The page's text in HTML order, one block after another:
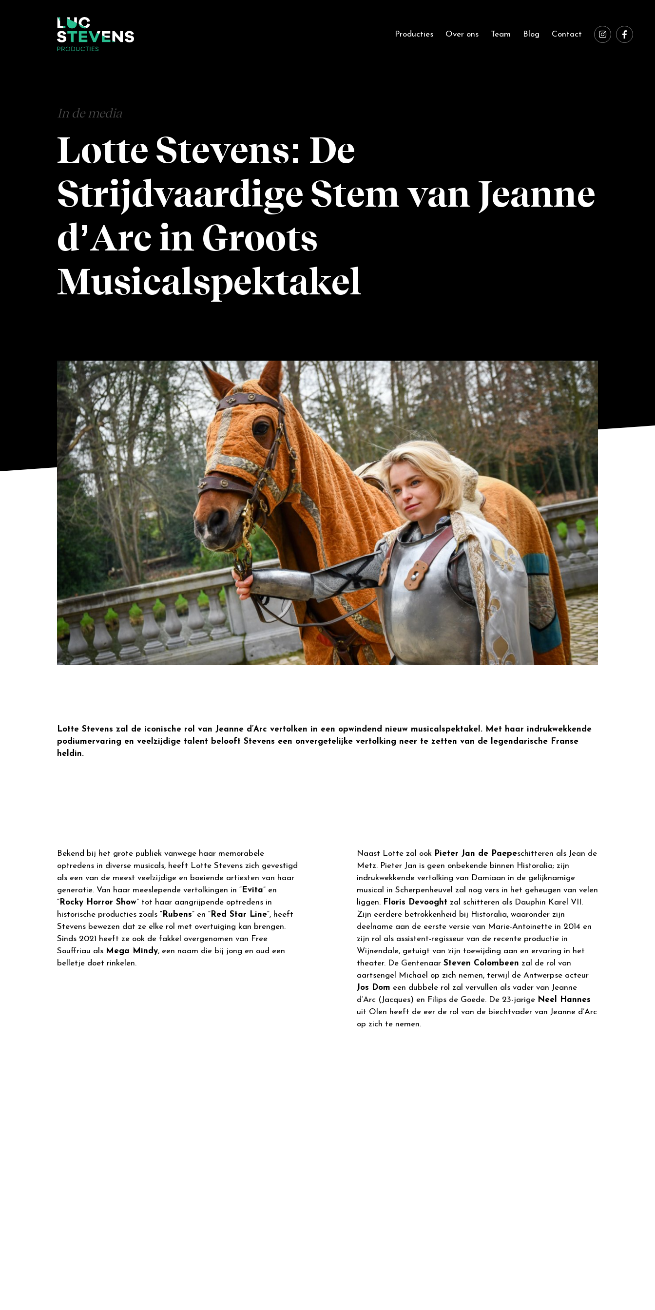
Producties Over ons Team Blog Contact
In de media
Lotte Stevens: De
Strijdvaardige Stem van Jeanne
d’Arc in Groots
Musicalspektakel
Lotte Stevens zal de iconische rol van Jeanne d’Arc vertolken in een opwindend nieuw musicalspektakel. Met haar indrukwekkende
podiumervaring en veelzijdige talent belooft Stevens een onvergetelijke vertolking neer te zetten van de legendarische Franse
heldin.
Bekend bij het grote publiek vanwege haar memorabele
optredens in diverse musicals, heeft Lotte Stevens zich gevestigd
als een van de meest veelzijdige en boeiende artiesten van haar
generatie. Van haar meeslepende vertolkingen in “ Evita” en
“ Rocky Horror Show” tot haar aangrijpende optredens in
historische producties zoals “ Rubens” en “ Red Star Line“, heeft
Stevens bewezen dat ze elke rol met overtuiging kan brengen.
Sinds 2021 heeft ze ook de fakkel overgenomen van Free
Souffriau als Mega Mindy, een naam die bij jong en oud een
belletje doet rinkelen.
Naast Lotte zal ook Pieter Jan de Paepeschitteren als Jean de
Metz. Pieter Jan is geen onbekende binnen Historalia; zijn
indrukwekkende vertolking van Damiaan in de gelijknamige
musical in Scherpenheuvel zal nog vers in het geheugen van velen
liggen. Floris Devooght zal schitteren als Dauphin Karel VII.
Zijn eerdere betrokkenheid bij Historalia, waaronder zijn
deelname aan de eerste versie van Marie-Antoinette in 2014 en
zijn rol als assistent-regisseur van de recente productie in
Wijnendale, getuigt van zijn toewijding aan en ervaring in het
theater. De Gentenaar Steven Colombeen zal de rol van
aartsengel Michaël op zich nemen, terwijl de Antwerpse acteur
Jos Dom een dubbele rol zal vervullen als vader van Jeanne
d’Arc (Jacques) en Filips de Goede. De 23-jarige Neel Hannes
uit Olen heeft de eer de rol van de biechtvader van Jeanne d’Arc
op zich te nemen.